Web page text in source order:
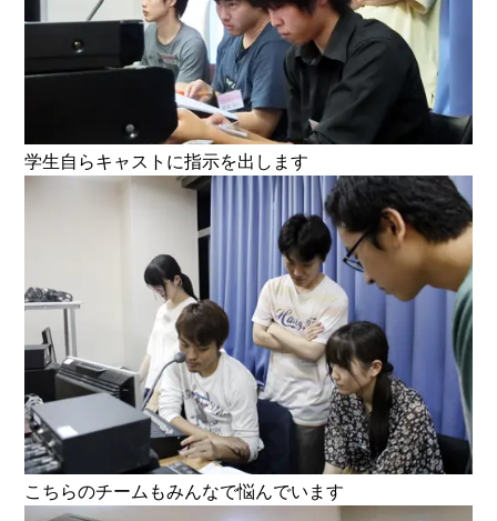
学生自らキャストに指示を出します
こちらのチームもみんなで悩んでいます